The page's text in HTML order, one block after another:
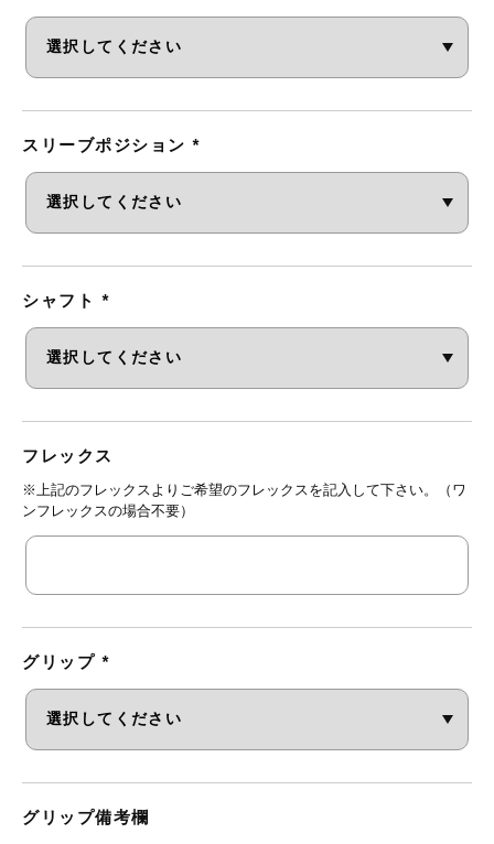
スリーブポジション *
シャフト *
フレックス
※上記のフレックスよりご希望のフレックスを記入して下さい。（ワ
ンフレックスの場合不要）
グリップ *
グリップ備考欄